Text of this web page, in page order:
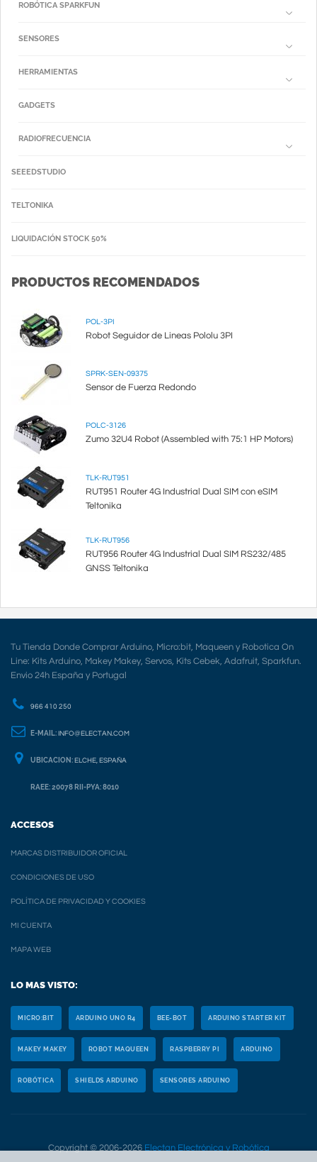
ROBÓTICA SPARKFUN
SENSORES
HERRAMIENTAS
GADGETS
RADIOFRECUENCIA
SEEEDSTUDIO
TELTONIKA
LIQUIDACIÓN STOCK 50%
PRODUCTOS RECOMENDADOS
POL-3PI
Robot Seguidor de Lineas Pololu 3PI
SPRK-SEN-09375
Sensor de Fuerza Redondo
POLC-3126
Zumo 32U4 Robot (Assembled with 75:1 HP Motors)
TLK-RUT951
RUT951 Router 4G Industrial Dual SIM con eSIM
Teltonika
TLK-RUT956
RUT956 Router 4G Industrial Dual SIM RS232/485
GNSS Teltonika
Tu Tienda Donde Comprar Arduino, Micro:bit, Maqueen y Robotica On
Line: Kits Arduino, Makey Makey, Servos, Kits Cebek, Adafruit, Sparkfun.
Envio 24h España y Portugal
966 410 250
E-MAIL: INFO@ELECTAN.COM
UBICACION: ELCHE, ESPAÑA
RAEE: 20078 RII-PYA: 8010
ACCESOS
MARCAS DISTRIBUIDOR OFICIAL
CONDICIONES DE USO
POLÍTICA DE PRIVACIDAD Y COOKIES
MI CUENTA
MAPA WEB
LO MAS VISTO:
MICRO:BIT ARDUINO UNO R4 BEE-BOT ARDUINO STARTER KIT
MAKEY MAKEY ROBOT MAQUEEN RASPBERRY PI ARDUINO
ROBÓTICA SHIELDS ARDUINO SENSORES ARDUINO
Copyright © 2006-2026 Electan Electrónica y Robótica